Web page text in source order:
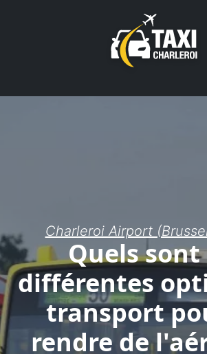
Charleroi Airport
Quels sont
différentes
transport
rendre de